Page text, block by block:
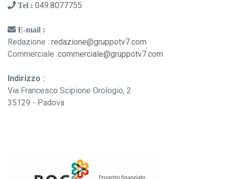
Tel : 049.8077755
E-mail :
Redazione : redazione@gruppotv7.com
Commerciale :commerciale@gruppotv7.com
Indirizzo :
Via Francesco Scipione Orologio, 2
35129 - Padova